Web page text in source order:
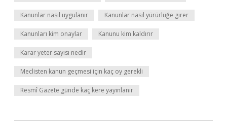
Kanunlar nasıl uygulanır Kanunlar nasıl yürürlüğe girer
Kanunları kim onaylar Kanunu kim kaldırır
Karar yeter sayısı nedir
Meclisten kanun geçmesi için kaç oy gerekli
Resmî Gazete günde kaç kere yayınlanır